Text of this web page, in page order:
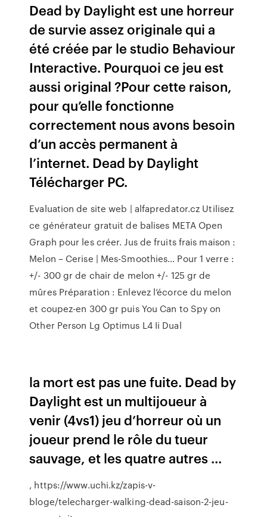
Dead by Daylight est une horreur
de survie assez originale qui a
été créée par le studio Behaviour
Interactive. Pourquoi ce jeu est
aussi original ?Pour cette raison,
pour qu’elle fonctionne
correctement nous avons besoin
d’un accès permanent à
l’internet. Dead by Daylight
Télécharger PC.
Evaluation de site web | alfapredator.cz Utilisez
ce générateur gratuit de balises META Open
Graph pour les créer.Jus de fruits frais maison :
Melon – Cerise | Mes-Smoothies… Pour 1 verre :
+/- 300 gr de chair de melon +/- 125 gr de
mûres Préparation : Enlevez l’écorce du melon
et coupez-en 300 gr puisYou Can to Spy on
Other Person Lg Optimus L4 Ii Dual
la mort est pas une fuite. Dead by
Daylight est un multijoueur à
venir (4vs1) jeu d’horreur où un
joueur prend le rôle du tueur
sauvage, et les quatre autres ...
, https://www.uchi.kz/zapis-v-
bloge/telecharger-walking-dead-saison-2-jeu-